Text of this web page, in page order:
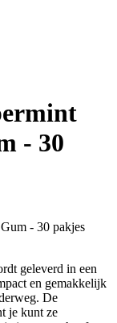
- 30
- 30 pakjes
geleverd in een
en gemakkelijk
De
je kunt ze